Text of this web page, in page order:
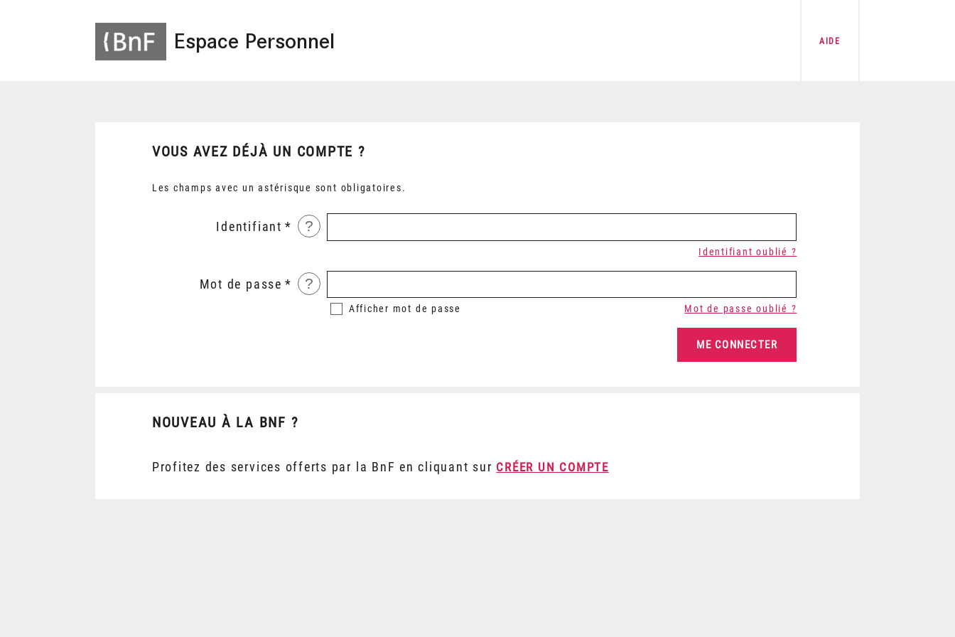
Espace Personnel AIDE
VOUS AVEZ DÉJÀ UN COMPTE ?
Les champs avec un astérisque sont obligatoires.
Identifiant ?
Identifiant oublié ?
Mot de passe ?
Afficher mot de passe Mot de passe oublié ?
NOUVEAU À LA BNF ?
Profitez des services offerts par la BnF en cliquant sur CRÉER UN COMPTE